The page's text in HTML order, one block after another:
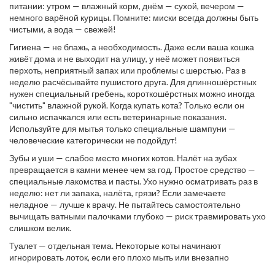
питании: утром — влажный корм, днём — сухой, вечером —
немного варёной курицы. Помните: миски всегда должны быть
чистыми, а вода — свежей!
Гигиена — не блажь, а необходимость. Даже если ваша кошка
живёт дома и не выходит на улицу, у неё может появиться
перхоть, неприятный запах или проблемы с шерстью. Раз в
неделю расчёсывайте пушистого друга. Для длинношёрстных
нужен специальный гребень, короткошёрстных можно иногда
"чистить" влажной рукой. Когда купать кота? Только если он
сильно испачкался или есть ветеринарные показания.
Используйте для мытья только специальные шампуни —
человеческие категорически не подойдут!
Зубы и уши — слабое место многих котов. Налёт на зубах
превращается в камни менее чем за год. Простое средство —
специальные лакомства и пасты. Ухо нужно осматривать раз в
неделю: нет ли запаха, налёта, грязи? Если замечаете
неладное — лучше к врачу. Не пытайтесь самостоятельно
вычищать ватными палочками глубоко — риск травмировать ухо
слишком велик.
Туалет — отдельная тема. Некоторые коты начинают
игнорировать лоток, если его плохо мыть или внезапно